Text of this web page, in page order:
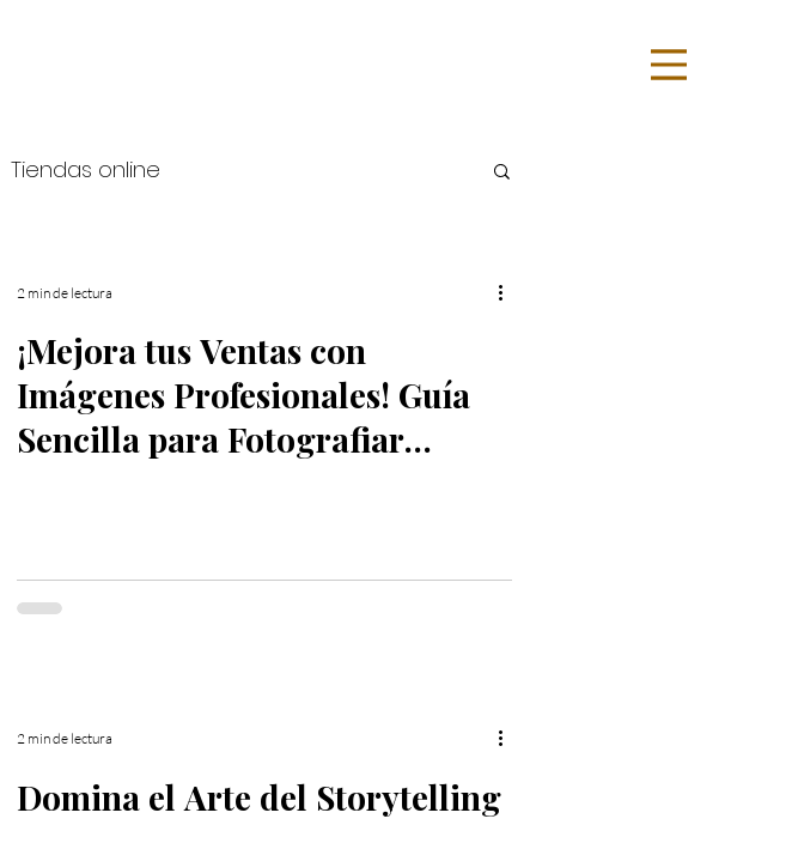
Tiendas online
¡Mejora tus Ventas con
Imágenes Profesionales! Guía
Sencilla para Fotografiar
2 min de lectura
Domina el Arte del Storytelling
2 min de lectura